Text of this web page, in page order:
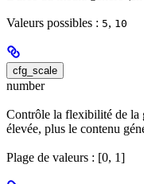
Valeurs possibles : 5, 10
cfg_scale
number
Contrôle la flexibilité de la
élevée, plus le contenu
Plage de valeurs : [0, 1]